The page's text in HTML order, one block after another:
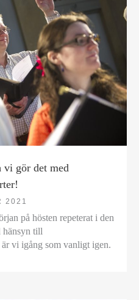
vi gör det med
2021
på hösten repeterat i den
hänsyn till
vi igång som vanligt igen.